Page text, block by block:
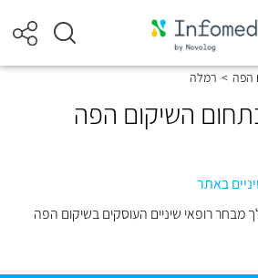
הפה > רמלה
השיקום הפה
מבחר רופאי שיניים העוסקים בשיקום הפה